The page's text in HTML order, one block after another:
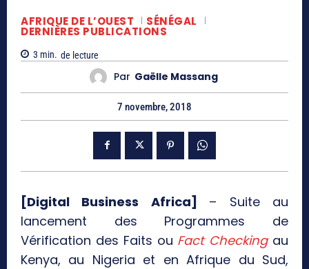
AFRIQUE DE L’OUEST SÉNÉGAL
DERNIÈRES PUBLICATIONS
3 min. de lecture
Par Gaëlle Massang
7 novembre, 2018
[Digital Business Africa] – Suite au
lancement des Programmes de
Vérification des Faits ou Fact Checkingau
Kenya, au Nigeria et en Afrique du Sud,